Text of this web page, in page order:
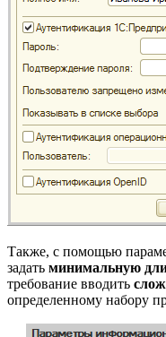
Также, с помощью
задать минимальную
требование вводить
определенному набору